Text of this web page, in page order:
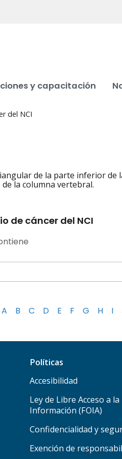
y capacitación
del NCI
de la parte inferior de
la columna vertebral.
de cáncer del NCI
A B C D E F G H I
Políticas
Accesibilidad
Ley de Libre Acceso a la
Información (FOIA)
Confidencialidad y
Exención de